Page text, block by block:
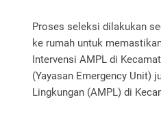
Proses seleksi dilakukan
ke rumah untuk
Intervensi AMPL di
(Yayasan Emergency Unit)
Lingkungan (AMPL) di